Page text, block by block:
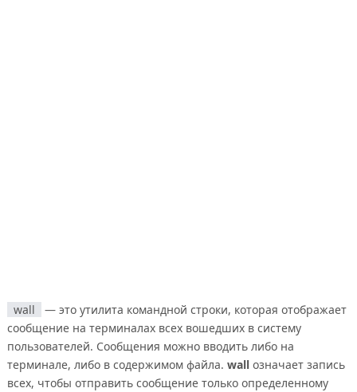
wall
— это утилита командной строки, которая отображает
сообщение на терминалах всех вошедших в систему
пользователей. Сообщения можно вводить либо на
терминале, либо в содержимом файла. wallозначает запись
всех, чтобы отправить сообщение только определенному